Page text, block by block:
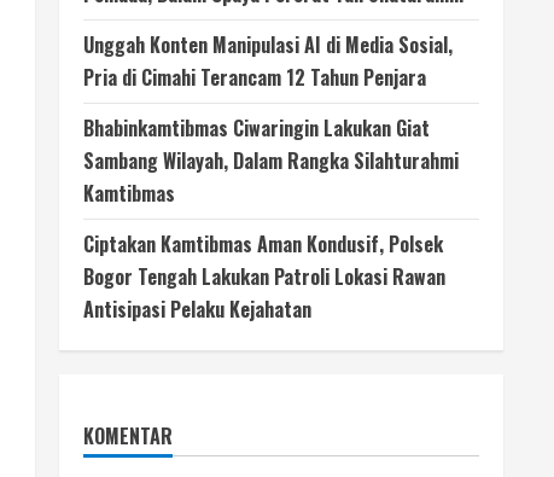
Unggah Konten Manipulasi AI di Media Sosial,
Pria di Cimahi Terancam 12 Tahun Penjara
Bhabinkamtibmas Ciwaringin Lakukan Giat
Sambang Wilayah, Dalam Rangka Silahturahmi
Kamtibmas
Ciptakan Kamtibmas Aman Kondusif, Polsek
Bogor Tengah Lakukan Patroli Lokasi Rawan
Antisipasi Pelaku Kejahatan
KOMENTAR